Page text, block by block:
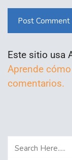
Post Comment
Este sitio usa
Aprende
comentarios.